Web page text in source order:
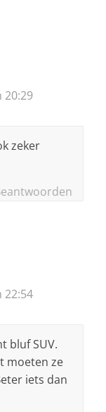
20:29
zeker
22:54
bluf SUV.
moeten ze
iets dan